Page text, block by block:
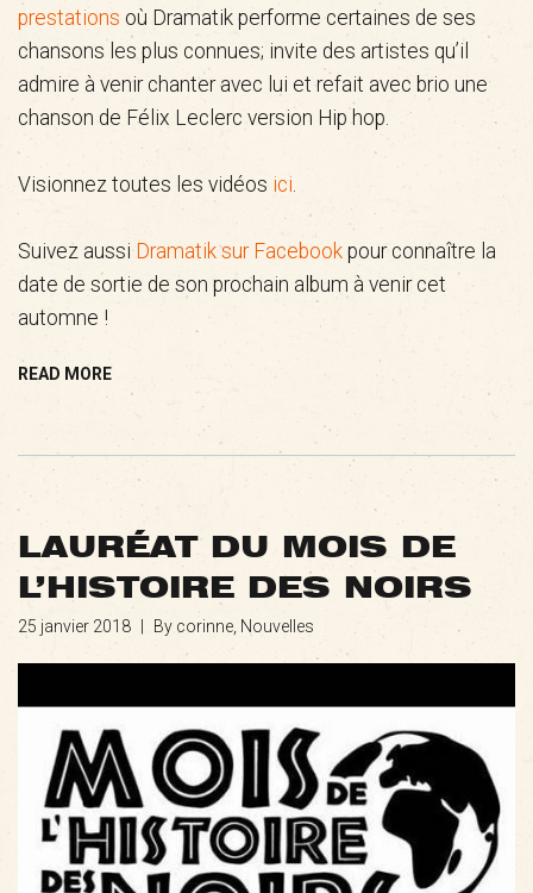
prestations où Dramatik performe certaines de ses
chansons les plus connues; invite des artistes qu’il
admire à venir chanter avec lui et refait avec brio une
chanson de Félix Leclerc version Hip hop.
Visionnez toutes les vidéos ici
Suivez aussiDramatik sur Facebook pour connaître la
date de sortie de son prochain album à venir cet
automne !
READ MORE
LAURÉAT DU MOIS DE
L’HISTOIRE DES NOIRS
25 janvier 2018 By corinne, Nouvelles